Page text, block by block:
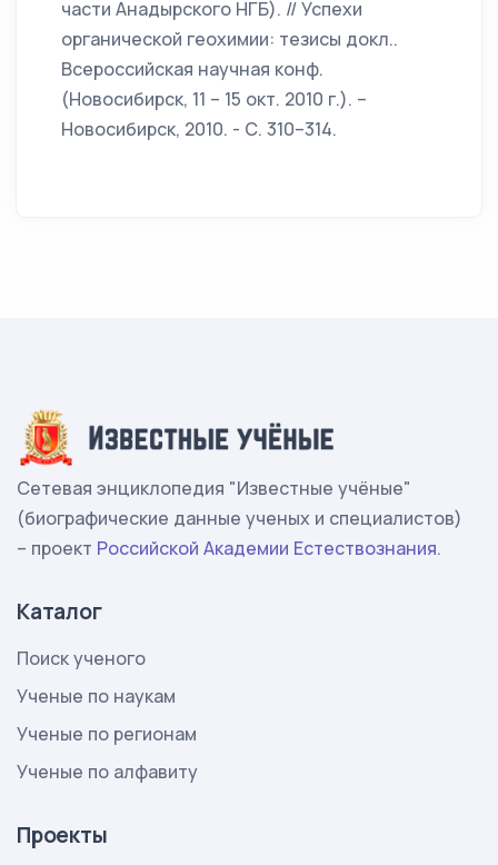
части Анадырского НГБ). // Успехи
органической геохимии: тезисы докл..
Всероссийская научная конф.
(Новосибирск, 11 – 15 окт. 2010 г.). –
Новосибирск, 2010. - С. 310–314.
Сетевая энциклопедия "Известные учёные"
(биографические данные ученых и специалистов)
– проект Российской Академии Естествознания.
Каталог
Поиск ученого
Ученые по наукам
Ученые по регионам
Ученые по алфавиту
Проекты